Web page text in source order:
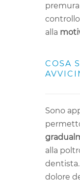
alla
COSA
Sono
alla
dolore